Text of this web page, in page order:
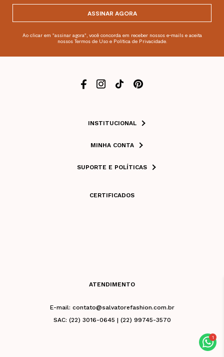
ASSINAR AGORA
Ao clicar em "assinar agora", você concorda em receber nossos e-mails e aceita
nossos Termos de Uso e Política de Privacidade.
INSTITUCIONAL
MINHA CONTA
SUPORTE E POLÍTICAS
CERTIFICADOS
ATENDIMENTO
E-mail: contato@salvatorefashion.com.br
SAC: (22) 3016-0645 | (22) 99745-3570